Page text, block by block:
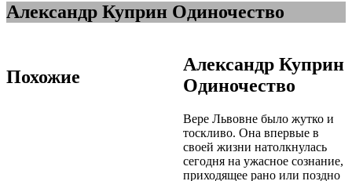
Александр Куприн Одиночество
Александр Куприн
Одиночество
Вере Львовне было жутко и
тоскливо. Она впервые в
своей жизни натолкнулась
сегодня на ужасное сознание,
приходящее рано или поздно
Похожие